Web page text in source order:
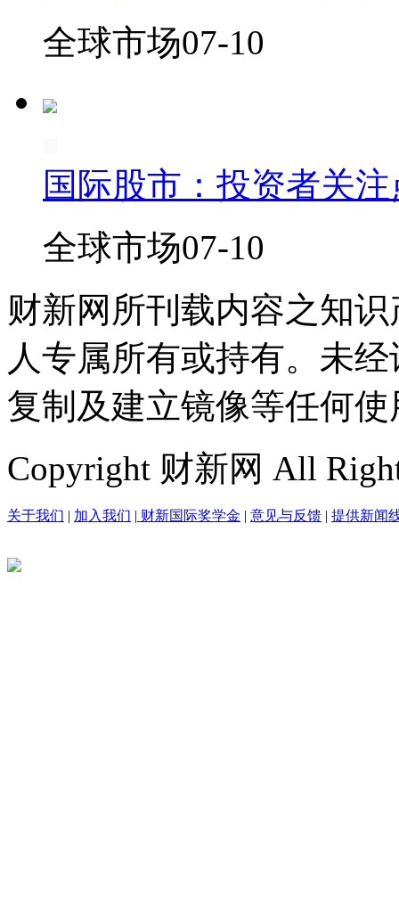
全球市场07-10
国际股市：投资者关
全球市场07-10
财新网所刊载内容之知
人专属所有或持有。未
复制及建立镜像等任何使
Copyright 财新网 All
关于我们 | 加入我们 | 财新国际奖学金 | 意见与反馈 | 提供新闻